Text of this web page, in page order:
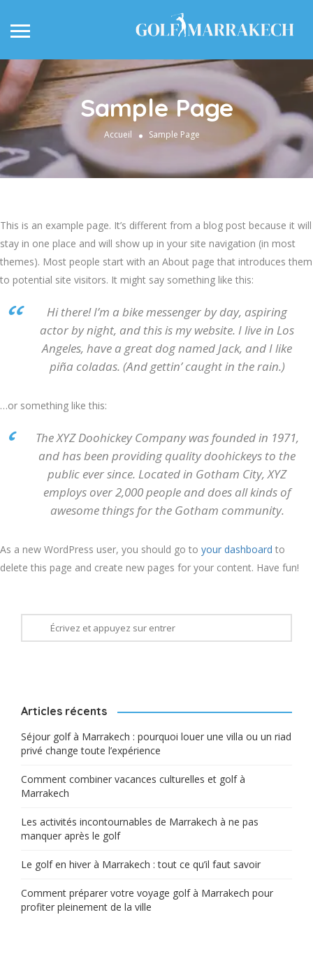
Sample Page
Accueil Sample Page
This is an example page. It’s different from a blog post because it will
stay in one place and will show up in your site navigation (in most
themes). Most people start with an About page that introduces them
to potential site visitors. It might say something like this:
Hi there! I’m a bike messenger by day, aspiring
actor by night, and this is my website. I live in Los
Angeles, have a great dog named Jack, and I like
piña coladas. (And gettin’ caught in the rain.)
…or something like this:
The XYZ Doohickey Company was founded in 1971,
and has been providing quality doohickeys to the
public ever since. Located in Gotham City, XYZ
employs over 2,000 people and does all kinds of
awesome things for the Gotham community.
As a new WordPress user, you should go to your dashboard to
delete this page and create new pages for your content. Have fun!
Articles récents
Séjour golf à Marrakech : pourquoi louer une villa ou un riad
privé change toute l’expérience
Comment combiner vacances culturelles et golf à
Marrakech
Les activités incontournables de Marrakech à ne pas
manquer après le golf
Le golf en hiver à Marrakech : tout ce qu’il faut savoir
Comment préparer votre voyage golf à Marrakech pour
profiter pleinement de la ville